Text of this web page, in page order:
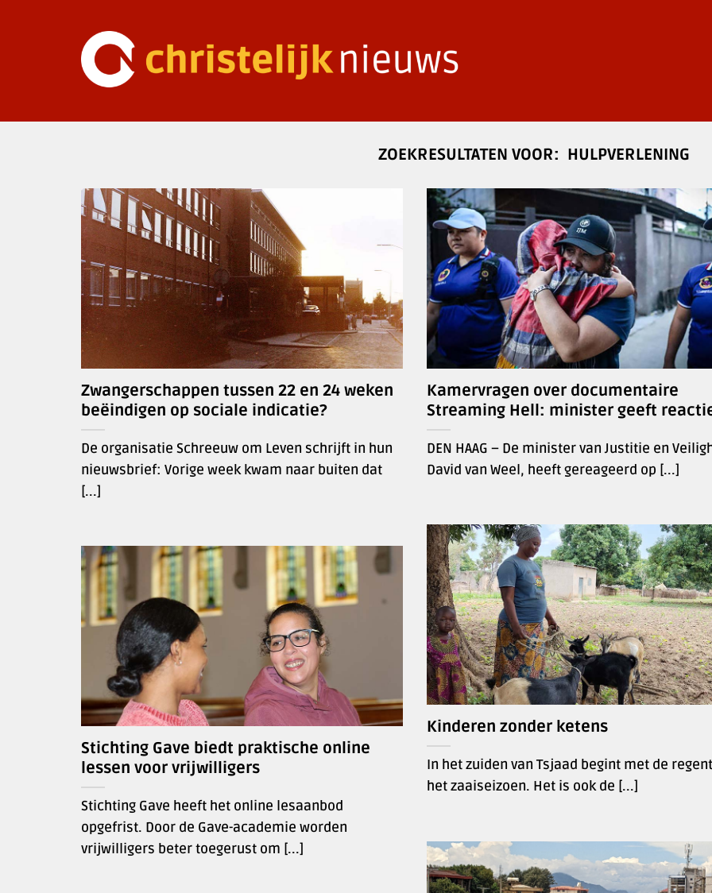
HULPVERLENING
Zwangerschappen tussen 22 en 24 weken
beëindigen op sociale indicatie?
De organisatie Schreeuw om Leven schrijft in hun
nieuwsbrief: Vorige week kwam naar buiten dat
[...]
Kamervragen over documentaire
Streaming Hell: minister geeft
DEN HAAG – De minister van Justitie en
David van Weel, heeft gereageerd op [...]
Kinderen zonder ketens
In het zuiden van Tsjaad begint met de
het zaaiseizoen. Het is ook de [...]
Stichting Gave biedt praktische online
lessen voor vrijwilligers
Stichting Gave heeft het online lesaanbod
opgefrist. Door de Gave-academie worden
vrijwilligers beter toegerust om [...]